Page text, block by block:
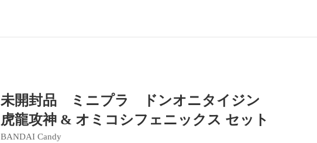
未開封品 ミニプラ ドンオニタイジン
虎龍攻神 & オミコシフェニックス セット
BANDAI Candy